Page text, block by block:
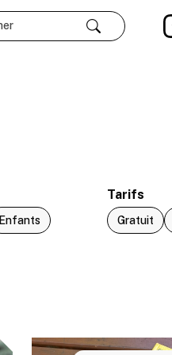
Rechercher
Enfants
Tarifs
Gratuit